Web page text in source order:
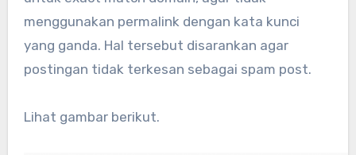
menggunakan permalink dengan kata kunci
yang ganda. Hal tersebut disarankan agar
postingan tidak terkesan sebagai spam post.
Lihat gambar berikut.